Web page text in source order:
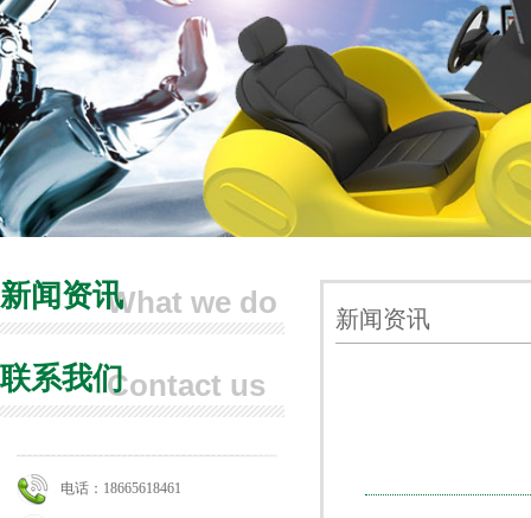
新闻资讯What we do
联系我们Contact us
电话：18665618461
新闻资讯